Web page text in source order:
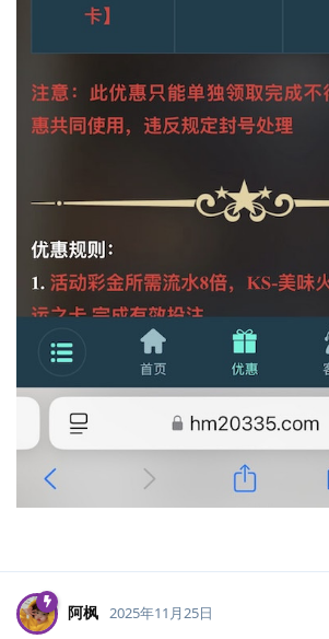
阿枫 2025年11月25日